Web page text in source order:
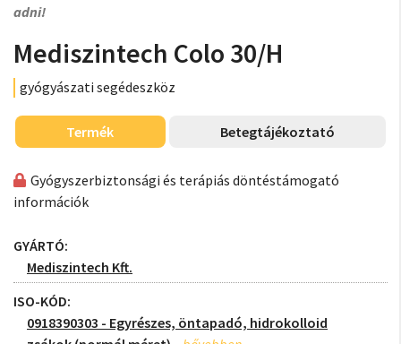
adni!
Mediszintech Colo 30/H
gyógyászati segédeszköz
Termék Betegtájékoztató
Gyógyszerbiztonsági és terápiás döntéstámogató
információk
GYÁRTÓ:
Mediszintech Kft.
ISO-KÓD:
0918390303 - Egyrészes, öntapadó, hidrokolloid